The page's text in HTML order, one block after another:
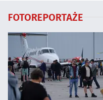
FOTOREPORTAŻE